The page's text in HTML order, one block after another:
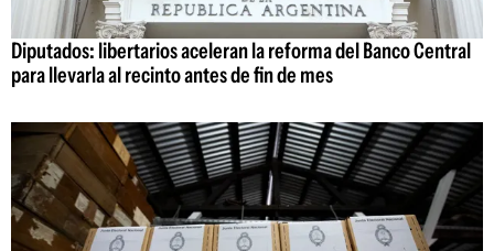
Diputados: libertarios aceleran la reforma del Banco Central
para llevarla al recinto antes de fin de mes